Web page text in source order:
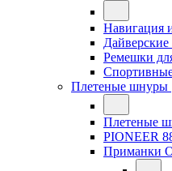
Навигация
Дайверские
Ремешки
Плетеные шнуры
Плетеные
PIONEER
Приманки